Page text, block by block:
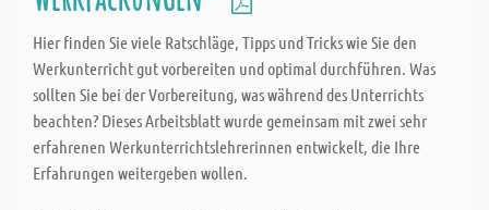
Sondermaßzuschnitt aus Holz und Metall millimetergenau;
vereinzelt kann es jedoch vorkommen, dass die Maßtoleranz von
einem Millimeter zum Tragen kommt.
Was uns besonders auszeichnet ist die rasche Lieferung Ihrer
Sondermaßzuschnitte; durch besondere EDV-Unterstützung
schneiden wir ca. 80 % aller Sondermaß-Bestellungen noch am
Hier finden Sie viele Ratschläge, Tipps und Tricks wie Sie den
Werkunterricht gut vorbereiten und optimal durchführen. Was
sollten Sie bei der Vorbereitung, was während des Unterrichts
beachten? Dieses Arbeitsblatt wurde gemeinsam mit zwei sehr
erfahrenen Werkunterrichtslehrerinnen entwickelt, die Ihre
Erfahrungen weitergeben wollen.